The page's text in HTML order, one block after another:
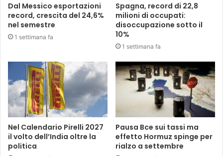
Dal Messico esportazioni
record, crescita del 24,6%
nel semestre
1 settimana fa
Spagna, record di 22,8
milioni di occupati:
disoccupazione sotto il
10%
1 settimana fa
Nel Calendario Pirelli 2027
il volto dell’India oltre la
politica
Pausa Bce sui tassi ma
effetto Hormuz spinge per
rialzo a settembre